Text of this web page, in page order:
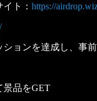
ト： https://
ョンを達成し、事
品をGET